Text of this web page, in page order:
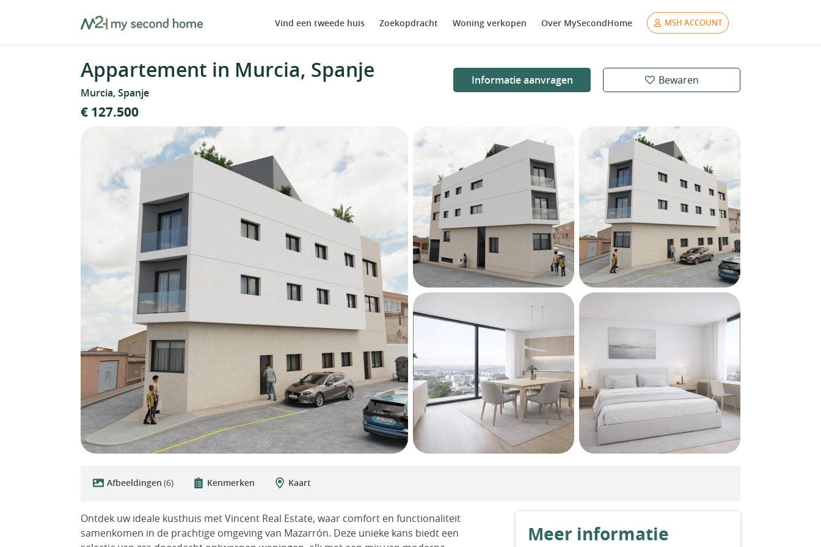
MySecondHome Vind een tweede huis Zoekopdracht Woning verkopen Over MySecondHome MSH ACCOUNT
Appartement in Murcia, Spanje
Murcia, Spanje
Informatie aanvragen Bewaren
€ 127.500
Afbeeldingen (6) Kenmerken Kaart
Ontdek uw ideale kusthuis met Vincent Real Estate, waar comfort en functionaliteit
samenkomen in de prachtige omgeving van Mazarrón. Deze unieke kans biedt een
Meer informatie